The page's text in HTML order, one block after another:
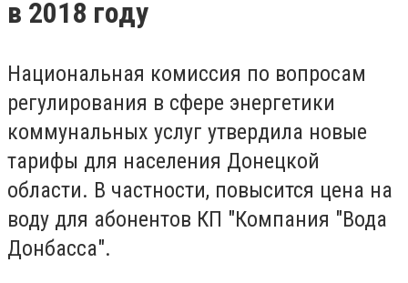
в 2018 году
Национальная комиссия по вопросам
регулирования в сфере энергетики
коммунальных услуг утвердила новые
тарифы для населения Донецкой
области. В частности, повысится цена на
воду для абонентов КП "Компания "Вода
Донбасса".